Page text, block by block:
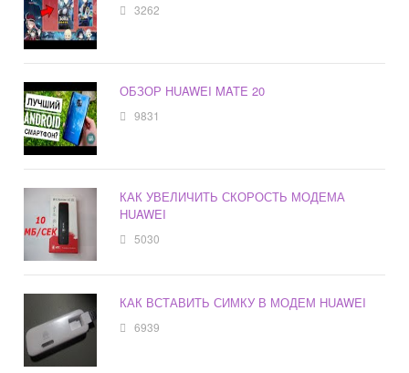
3262
ОБЗОР HUAWEI MATE 20
9831
КАК УВЕЛИЧИТЬ СКОРОСТЬ МОДЕМА
HUAWEI
5030
КАК ВСТАВИТЬ СИМКУ В МОДЕМ HUAWEI
6939